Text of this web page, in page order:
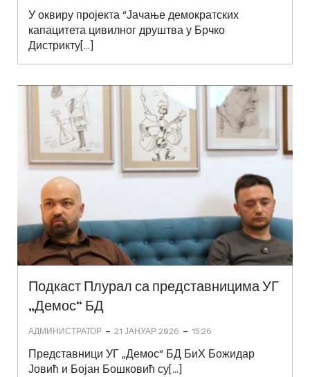
У оквиру пројекта “Јачање демократских
капацитета цивилног друштва у Брчко
Дистрикту[…]
Подкаст Плурал са представницима УГ
„Демос“ БД
АДМИНИСТРАТОР - 21 ЈАНУАР 2026 - 15:26
Представници УГ „Демос“ БД БиХ Божидар
Јовић и Бојан Бошковић су[…]